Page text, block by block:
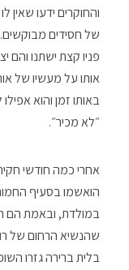
והחוקרים ידעו
של חסידים
פניו קצת ישתנו והם
אותו על מעשיו של
באותו זמן והוא
״לא מכיר״.
אחרי כמה חודשי
הואשמו בסעיף
במולדת, ובאמת הם
שהנשיא הרחום של
בלית ברירה גזרו